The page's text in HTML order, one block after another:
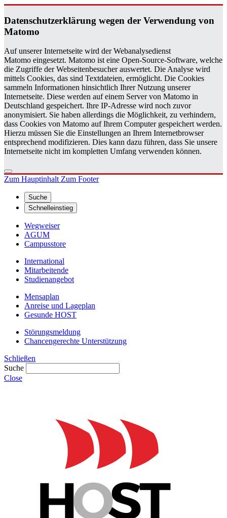
Da­ten­schutz­er­klä­rung wegen der Ver­wen­dung von
Ma­to­mo
Auf unserer Internetseite wird der Webanalysedienst
Matomo eingesetzt. Matomo ist eine Open-Source-Software, welche
die Zugriffe der Webseitenbesucher auswertet. Die Analyse wird
mittels Cookies, das sind Textdateien, ermöglicht. Die Cookies
sammeln Informationen hinsichtlich Ihrer Nutzung unserer
Internetseite. Diese werden auf einem Server von Matomo in
Deutschland gespeichert. Ihre IP-Adresse wird noch zuvor
anonymisiert. Sie haben allerdings die Möglichkeit, zu verhindern,
dass Cookies von Matomo auf Ihrem Computer gespeichert werden.
Hierzu müssen Sie die Einstellungen an Ihrem Internetbrowser
entsprechend modifizieren. Dies kann dazu führen, dass Sie unsere
Internetseite nicht im kompletten Umfang verwenden können.
Zum HauptinhaltZum Footer
Suche
Schnelleinstieg
Wegweiser
AGUM
Campusstore
International
Mitarbeitende
Studienangebot
Mensaplan
Anreise und Lageplan
Gesunde HOST
Störungsmeldung
Chancengerechte Unterstützung
Schließen
Suche
Close